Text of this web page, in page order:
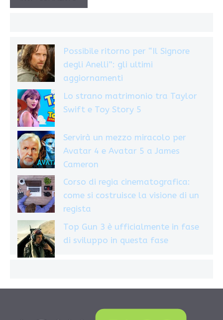
Possibile ritorno per “Il Signore
degli Anelli”: gli ultimi
aggiornamenti
Lo strano matrimonio tra Taylor
Swift e Toy Story 5
Servirà un mezzo miracolo per
Avatar 4 e Avatar 5 a James
Cameron
Corso di regia cinematografica:
come si costruisce la visione di un
regista
Top Gun 3 è ufficialmente in fase
di sviluppo in questa fase